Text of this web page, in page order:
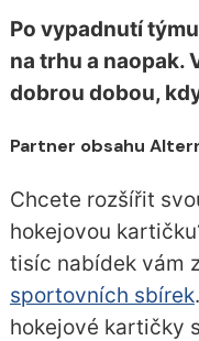
Po vypadnutí
na trhu a naopak.
dobrou dobou,
Partner obsahu
Chcete rozšířit
hokejovou
tisíc nabídek vám
sportovních sbírek
hokejové kartičky